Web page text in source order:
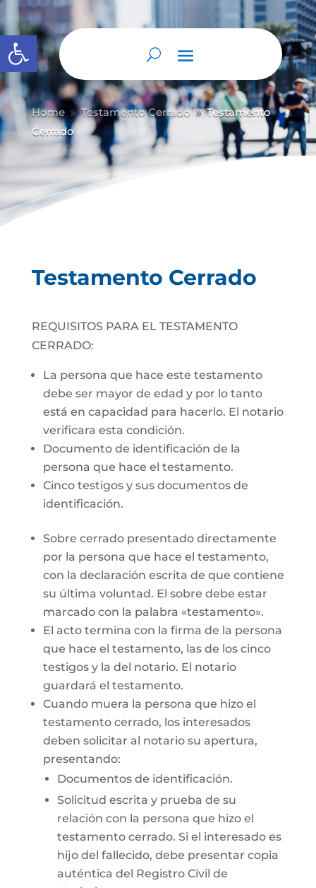
Abrir barra de herramientas
Home 9 Testamento Cerrado 9 Testamento
Cerrado
Testamento Cerrado
REQUISITOS PARA EL TESTAMENTO
CERRADO:
La persona que hace este testamento
debe ser mayor de edad y por lo tanto
está en capacidad para hacerlo. El notario
verificara esta condición.
Documento de identificación de la
persona que hace el testamento.
Cinco testigos y sus documentos de
identificación.
Sobre cerrado presentado directamente
por la persona que hace el testamento,
con la declaración escrita de que contiene
su última voluntad. El sobre debe estar
marcado con la palabra «testamento».
El acto termina con la firma de la persona
que hace el testamento, las de los cinco
testigos y la del notario. El notario
guardará el testamento.
Cuando muera la persona que hizo el
testamento cerrado, los interesados
deben solicitar al notario su apertura,
presentando:
Documentos de identificación.
Solicitud escrita y prueba de su
relación con la persona que hizo el
testamento cerrado. Si el interesado es
hijo del fallecido, debe presentar copia
auténtica del Registro Civil de